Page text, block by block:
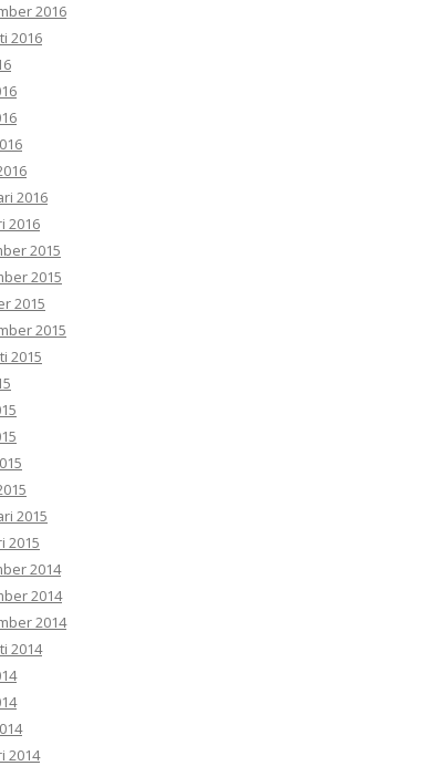
2016
2016
2016
2016
2015
2015
2015
2015
2015
2015
2015
2014
2014
2014
2014
2014